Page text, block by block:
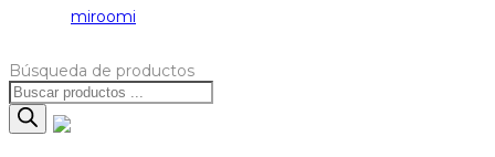
Búsqueda de productos